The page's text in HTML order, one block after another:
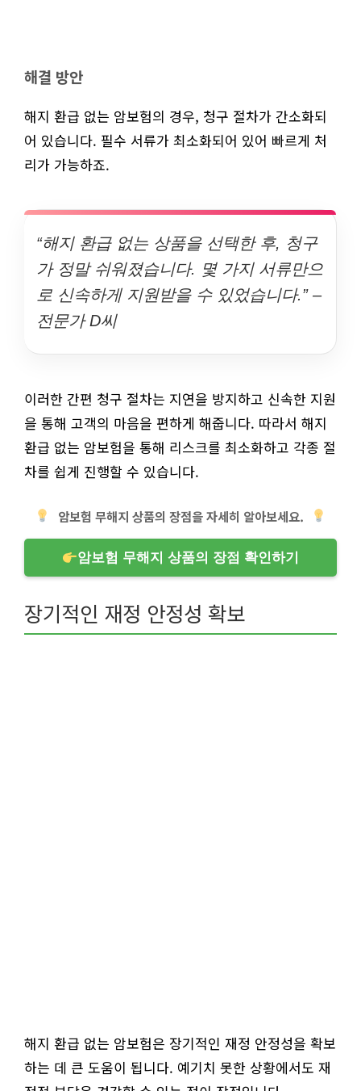
해결 방안
해지 환급 없는 암보험의 경우, 청구 절차가 간소화되
어 있습니다. 필수 서류가 최소화되어 있어 빠르게 처
리가 가능하죠.
“해지 환급 없는 상품을 선택한 후, 청구
가 정말 쉬워졌습니다. 몇 가지 서류만으
로 신속하게 지원받을 수 있었습니다.” –
전문가 D씨
이러한 간편 청구 절차는 지연을 방지하고 신속한 지원
을 통해 고객의 마음을 편하게 해줍니다. 따라서 해지
환급 없는 암보험을 통해 리스크를 최소화하고 각종 절
차를 쉽게 진행할 수 있습니다.
암보험 무해지 상품의 장점을 자세히 알아보세요.
암보험 무해지 상품의 장점 확인하기
장기적인 재정 안정성 확보
해지 환급 없는 암보험은 장기적인 재정 안정성을 확보
하는 데 큰 도움이 됩니다. 예기치 못한 상황에서도 재